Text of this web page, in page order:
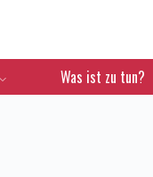
Was ist zu tun?